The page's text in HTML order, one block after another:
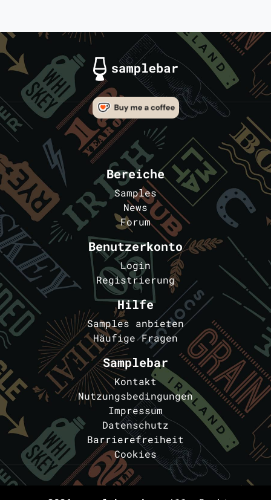
Bereiche
Samples
News
Forum
Benutzerkonto
Login
Registrierung
Hilfe
Samples anbieten
Häufige Fragen
Samplebar
Kontakt
Nutzungsbedingungen
Impressum
Datenschutz
Barrierefreiheit
Cookies